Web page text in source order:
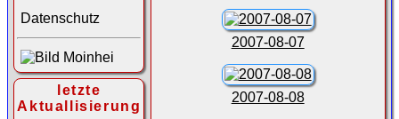
Datenschutz
letzte
Aktuallisierung
2007-08-07
2007-08-08